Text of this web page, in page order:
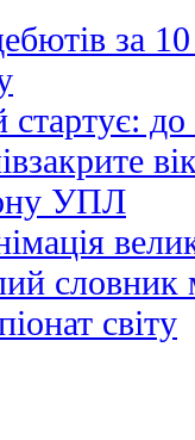
за
стартує:
УПЛ
словник
світу